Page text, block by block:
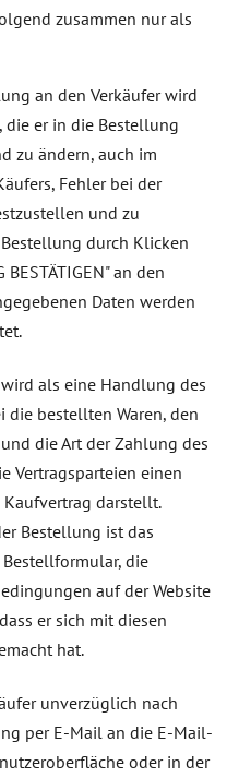
zusammen nur als
an den Verkäufer wird
die er in die Bestellung
zu ändern, auch im
Fehler bei der
und zu
durch Klicken
an den
Daten werden
als eine Handlung des
die bestellten Waren, den
die Art der Zahlung des
Vertragsparteien einen
darstellt.
Bestellung ist das
die
auf der Website
er sich mit diesen
hat.
unverzüglich nach
per E-Mail an die E-Mail-
oder in der